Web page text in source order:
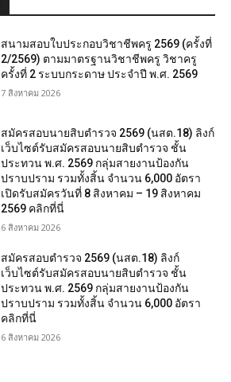
สนามสอบใบประกอบวิชาชีพครู 2569 (ครั้งที่
2/2569) ตามมาตรฐานวิชาชีพครู วิชาครู
ครั้งที่ 2 ระบบกระดาษ ประจำปี พ.ศ. 2569
7 สิงหาคม 2026
สมัครสอบนายสิบตำรวจ 2569 (นสต.18) ลิงก์
เว็บไซต์รับสมัครสอบนายสิบตำรวจ ชั้น
ประทวน พ.ศ. 2569 กลุ่มสายงานป้องกัน
ปราบปราม รวมทั้งสิ้น จำนวน 6,000 อัตรา
เปิดรับสมัครวันที่ 8 สิงหาคม – 19 สิงหาคม
2569 คลิกที่นี่
6 สิงหาคม 2026
สมัครสอบตํารวจ 2569 (นสต.18) ลิงก์
เว็บไซต์รับสมัครสอบนายสิบตำรวจ ชั้น
ประทวน พ.ศ. 2569 กลุ่มสายงานป้องกัน
ปราบปราม รวมทั้งสิ้น จำนวน 6,000 อัตรา
คลิกที่นี่
6 สิงหาคม 2026